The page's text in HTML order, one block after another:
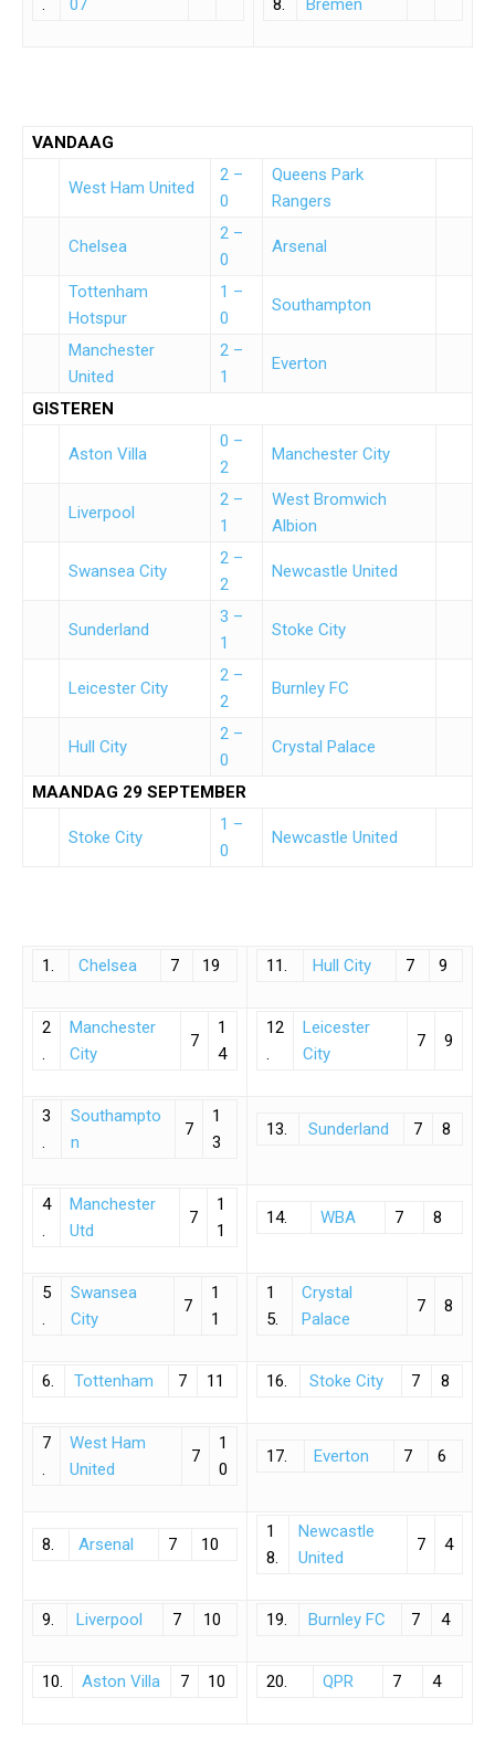
. 07 8. Bremen
VANDAAG
West Ham United
2 –
0
Queens Park
Rangers
Chelsea
2 –
0
Arsenal
Tottenham
Hotspur
1 –
0
Southampton
Manchester
United
2 –
1
Everton
GISTEREN
Aston Villa
0 –
2
Manchester City
Liverpool
2 –
1
West Bromwich
Albion
Swansea City
2 –
2
Newcastle United
Sunderland
3 –
1
Stoke City
Leicester City
2 –
2
Burnley FC
Hull City
2 –
0
Crystal Palace
MAANDAG 29 SEPTEMBER
Stoke City
1 –
0
Newcastle United
1. Chelsea 7 19 11. Hull City 7 9
2
.
Manchester
City
7
1
4
12
.
Leicester
City
7 9
3
.
Southampto
n
7
1
3
13. Sunderland 7 8
4
.
Manchester
Utd
7
1
1
14. WBA 7 8
5
.
Swansea
City
7
1
1
1
5.
Crystal
Palace
7 8
6. Tottenham 7 11 16. Stoke City 7 8
7
.
West Ham
United
7
1
0
17. Everton 7 6
8. Arsenal 7 10
1
8.
Newcastle
United
7 4
9. Liverpool 7 10 19. Burnley FC 7 4
10. Aston Villa 7 10 20. QPR 7 4